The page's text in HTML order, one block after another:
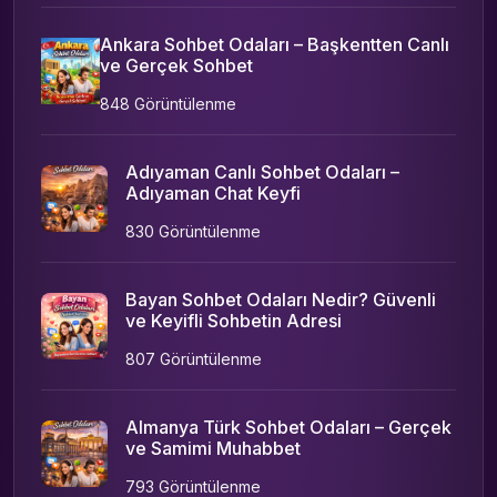
Ankara Sohbet Odaları – Başkentten Canlı
ve Gerçek Sohbet
848 Görüntülenme
Adıyaman Canlı Sohbet Odaları –
Adıyaman Chat Keyfi
830 Görüntülenme
Bayan Sohbet Odaları Nedir? Güvenli
ve Keyifli Sohbetin Adresi
807 Görüntülenme
Almanya Türk Sohbet Odaları – Gerçek
ve Samimi Muhabbet
793 Görüntülenme